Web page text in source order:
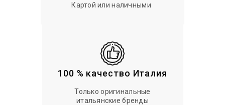
Картой или наличными
100 % качество Италия
Только оригинальные
итальянские бренды